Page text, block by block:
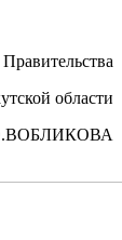
области